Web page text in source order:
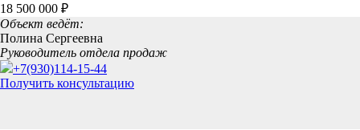
18 500 000 ₽
Объект ведёт:
Полина Сергеевна
Руководитель отдела продаж
+7(930)114-15-44
Получить консультацию